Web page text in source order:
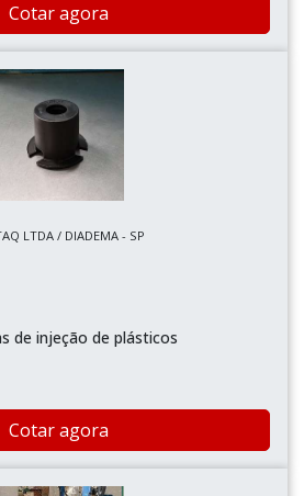
Cotar agora
LTDA / DIADEMA - SP
de injeção de plásticos
Cotar agora